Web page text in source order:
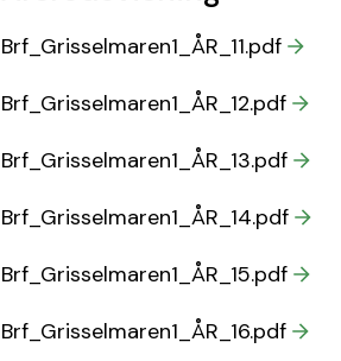
Brf_Grisselmaren1_ÅR_11.pdf
Brf_Grisselmaren1_ÅR_12.pdf
Brf_Grisselmaren1_ÅR_13.pdf
Brf_Grisselmaren1_ÅR_14.pdf
Brf_Grisselmaren1_ÅR_15.pdf
Brf_Grisselmaren1_ÅR_16.pdf